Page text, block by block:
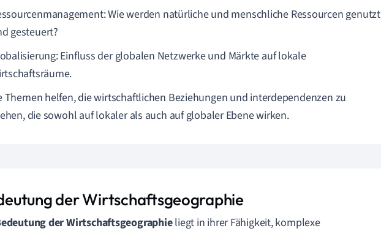
Wie werden natürliche und menschliche Ressourcen genutzt
gesteuert?
Einfluss der globalen Netzwerke und Märkte auf lokale
Themen helfen, die wirtschaftlichen Beziehungen und interdependenzen zu
die sowohl auf lokaler als auch auf globaler Ebene wirken.
der Wirtschaftsgeographie
der Wirtschaftsgeographieliegt in ihrer Fähigkeit, komplexe